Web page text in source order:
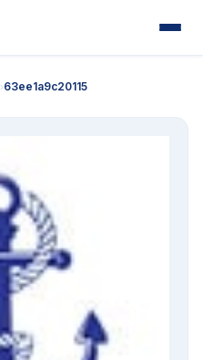
›63ee1a9c20115